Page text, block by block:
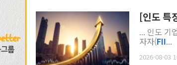
[인도 특
... 인도 기업 생
자자(FII...
2026-08-03